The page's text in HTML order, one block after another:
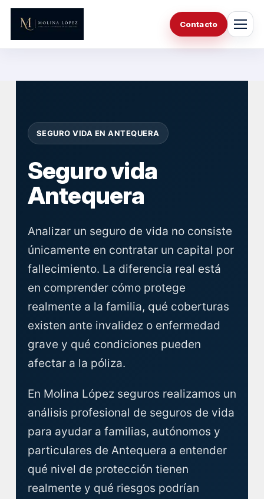
Saltar
contenido
Contacto
SEGURO VIDA EN ANTEQUERA
Seguro vida
Antequera
Analizar un seguro de vida no consiste
únicamente en contratar un capital por
fallecimiento. La diferencia real está
en comprender cómo protege
realmente a la familia, qué coberturas
existen ante invalidez o enfermedad
grave y qué condiciones pueden
afectar a la póliza.
En Molina López seguros realizamos un
análisis profesional de seguros de vida
para ayudar a familias, autónomos y
particulares de Antequera a entender
qué nivel de protección tienen
realmente y qué riesgos podrían